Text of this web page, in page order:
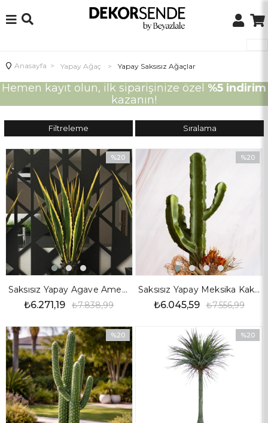
Anasayfa > Yapay Ağaç > Yapay Saksısız Ağaçlar
Hemen kayıt olun, ilk siparişinize özel %5 indirim
kazanın!
Filtreleme Sıralama
Saksısız Yapay Agave Americana Ağaç 105 cm
₺6.271,19 ₺7.838,99
%20
İndirim
%20İndirim
Saksısız Yapay Meksika Kaktüs 110 cm
₺6.045,59 ₺7.556,99
%20
%20
İndirim
%20İndirim
%20